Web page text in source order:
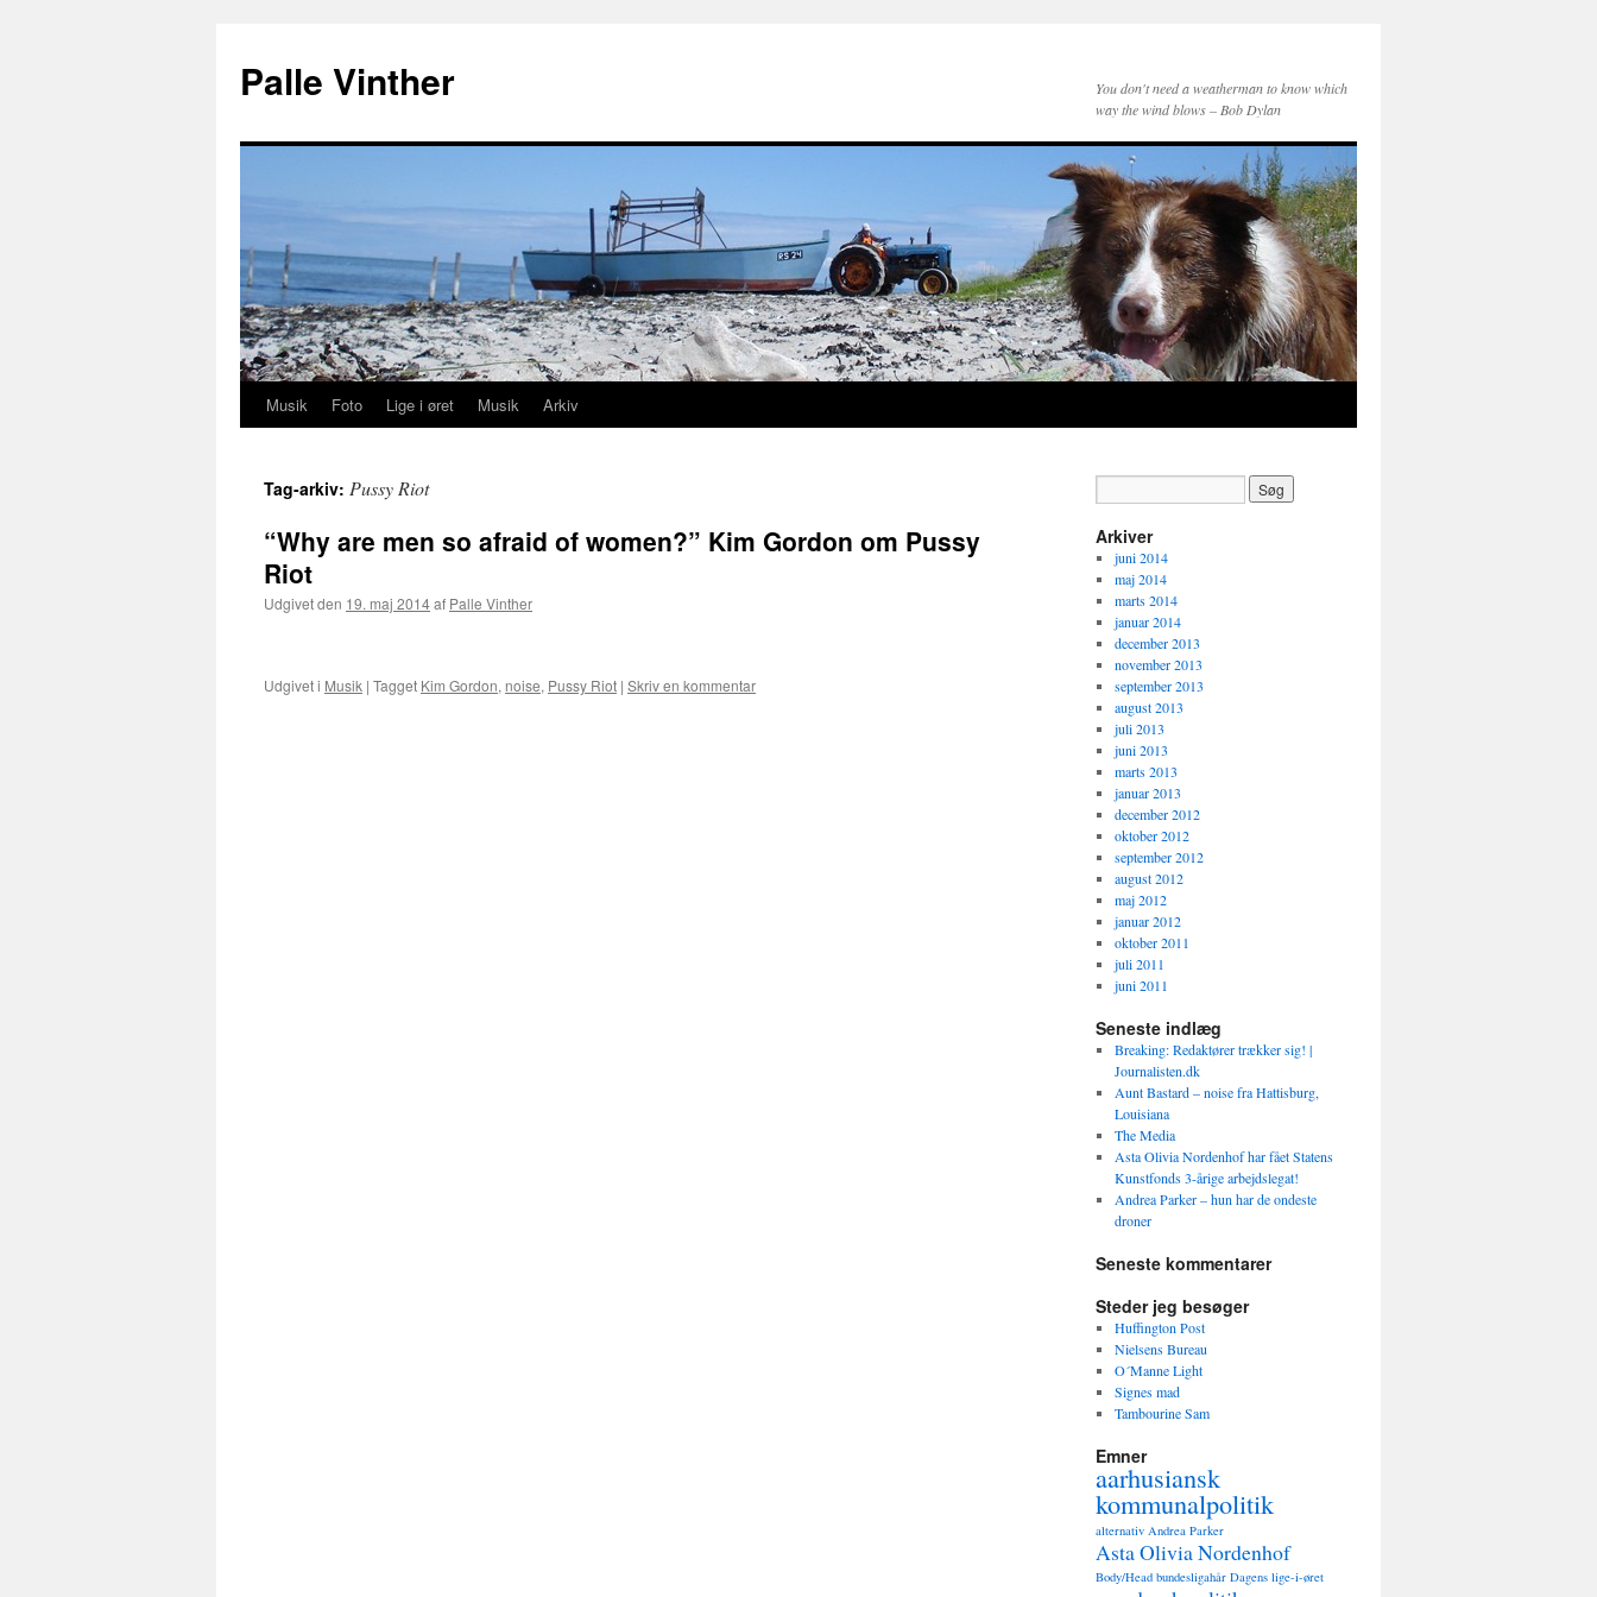
indhold
Palle Vinther
You don't need a weatherman to know which
way the wind blows – Bob Dylan
Musik Foto Lige i øret Musik Arkiv
Tag-arkiv: Pussy Riot
“Why are men so afraid of women?” Kim Gordon om Pussy
Riot
Udgivet den 19. maj 2014af Palle Vinther
Udgivet i Musik | Tagget Kim Gordon, noise, Pussy Riot | Skriv en kommentar
Arkiver
juni 2014
maj 2014
marts 2014
januar 2014
december 2013
november 2013
september 2013
august 2013
juli 2013
juni 2013
marts 2013
januar 2013
december 2012
oktober 2012
september 2012
august 2012
maj 2012
januar 2012
oktober 2011
juli 2011
juni 2011
Seneste indlæg
Breaking: Redaktører trækker sig! |
Journalisten.dk
Aunt Bastard – noise fra Hattisburg,
Louisiana
The Media
Asta Olivia Nordenhof har fået Statens
Kunstfonds 3-årige arbejdslegat!
Andrea Parker – hun har de ondeste
droner
Seneste kommentarer
Steder jeg besøger
Huffington Post
Nielsens Bureau
O´Manne Light
Signes mad
Tambourine Sam
Emner
aarhusiansk
kommunalpolitik
alternativ Andrea Parker
Asta Olivia Nordenhof
Body/Head bundesligahår Dagens lige-i-øret